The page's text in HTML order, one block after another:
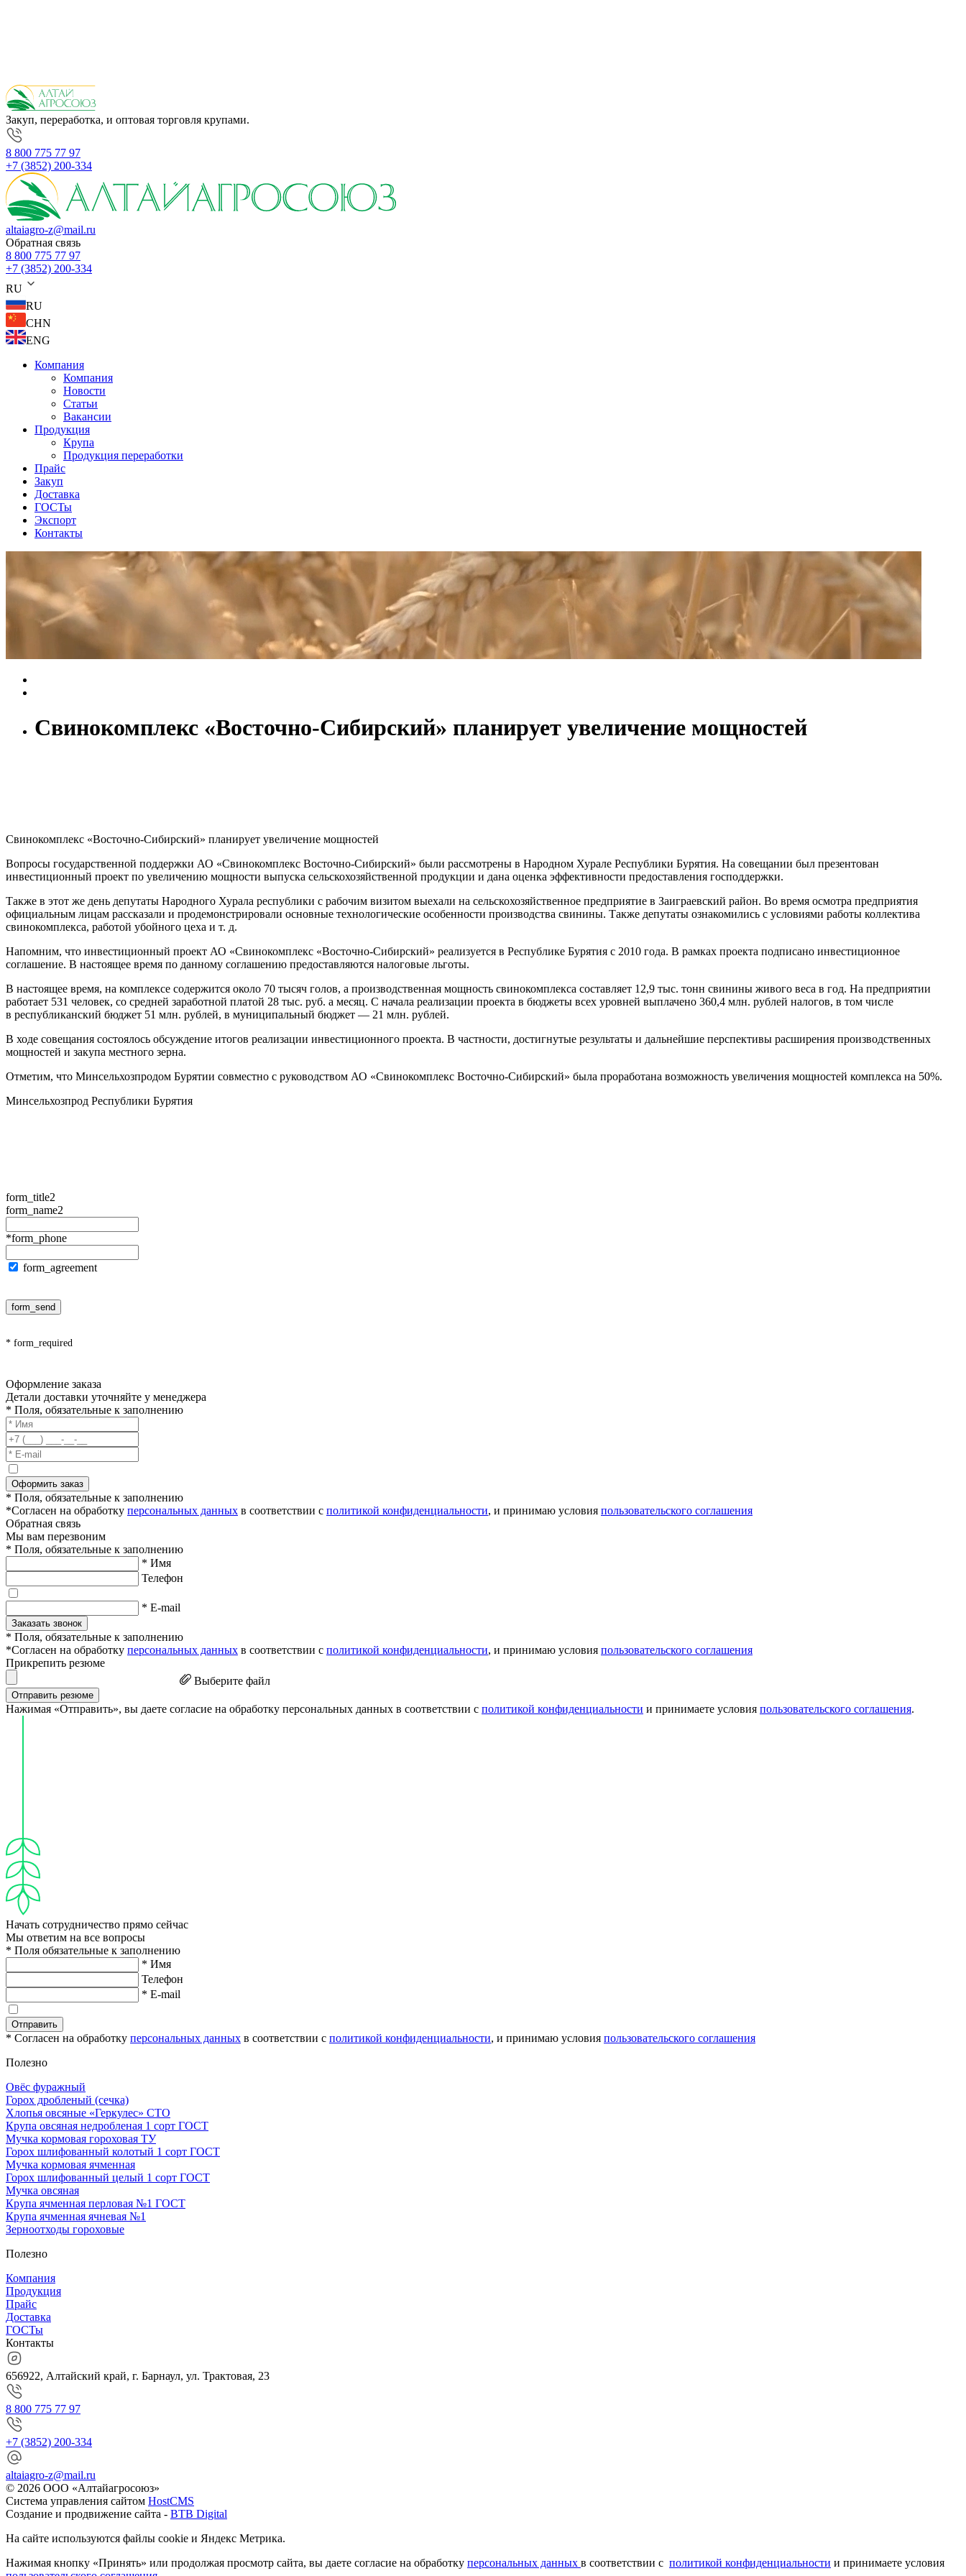
Закуп, переработка, и оптовая торговля крупами.
8 800 775 77 97
+7 (3852) 200-334
altaiagro-z@mail.ru
Обратная связь
8 800 775 77 97
+7 (3852) 200-334
RU
RU
CHN
ENG
Компания
Компания
Новости
Статьи
Вакансии
Продукция
Крупа
Продукция переработки
Прайс
Закуп
Доставка
ГОСТы
Экспорт
Контакты
Свинокомплекс «Восточно-Сибирский» планирует увеличение мощностей
Свинокомплекс «Восточно-Сибирский» планирует увеличение мощностей
Вопросы государственной поддержки АО «Свинокомплекс Восточно-Сибирский» были рассмотрены в Народном Хурале Республики Бурятия. На совещании был презентован
инвестиционный проект по увеличению мощности выпуска сельскохозяйственной продукции и дана оценка эффективности предоставления господдержки.
Также в этот же день депутаты Народного Хурала республики с рабочим визитом выехали на сельскохозяйственное предприятие в Заиграевский район. Во время осмотра предприятия
официальным лицам рассказали и продемонстрировали основные технологические особенности производства свинины. Также депутаты ознакомились с условиями работы коллектива
свинокомплекса, работой убойного цеха и т. д.
Напомним, что инвестиционный проект АО «Свинокомплекс «Восточно-Сибирский» реализуется в Республике Бурятия с 2010 года. В рамках проекта подписано инвестиционное
соглашение. В настоящее время по данному соглашению предоставляются налоговые льготы.
В настоящее время, на комплексе содержится около 70 тысяч голов, а производственная мощность свинокомплекса составляет 12,9 тыс. тонн свинины живого веса в год. На предприятии
работает 531 человек, со средней заработной платой 28 тыс. руб. а месяц. С начала реализации проекта в бюджеты всех уровней выплачено 360,4 млн. рублей налогов, в том числе
в республиканский бюджет 51 млн. рублей, в муниципальный бюджет — 21 млн. рублей.
В ходе совещания состоялось обсуждение итогов реализации инвестиционного проекта. В частности, достигнутые результаты и дальнейшие перспективы расширения производственных
мощностей и закупа местного зерна.
Отметим, что Минсельхозпродом Бурятии совместно с руководством АО «Свинокомплекс Восточно-Сибирский» была проработана возможность увеличения мощностей комплекса на 50%.
Минсельхозпрод Республики Бурятия
form_title2
form_name2
*form_phone
form_agreement
form_send
* form_required
Оформление заказа
Детали доставки уточняйте у менеджера
* Поля, обязательные к заполнению
Оформить заказ
* Поля, обязательные к заполнению
*Согласен на обработку персональных данных в соответствии с политикой конфиденциальности, и принимаю условия пользовательского соглашения
Обратная связь
Мы вам перезвоним
* Поля, обязательные к заполнению
* Имя
Телефон
* E-mail
Заказать звонок
* Поля, обязательные к заполнению
*Согласен на обработку персональных данных в соответствии с политикой конфиденциальности, и принимаю условия пользовательского соглашения
Прикрепить резюме
Выберите файл
Отправить резюме
Нажимая «Отправить», вы даете согласие на обработку персональных данных в соответствии с политикой конфиденциальности и принимаете условия пользовательского соглашения.
Начать сотрудничество прямо сейчас
Мы ответим на все вопросы
* Поля обязательные к заполнению
* Имя
Телефон
* E-mail
Отправить
* Согласен на обработку персональных данных в соответствии с политикой конфиденциальности, и принимаю условия пользовательского соглашения
Полезно
Овёс фуражный
Горох дробленый (сечка)
Хлопья овсяные «Геркулес» СТО
Крупа овсяная недробленая 1 сорт ГОСТ
Мучка кормовая гороховая ТУ
Горох шлифованный колотый 1 сорт ГОСТ
Мучка кормовая ячменная
Горох шлифованный целый 1 сорт ГОСТ
Мучка овсяная
Крупа ячменная перловая №1 ГОСТ
Крупа ячменная ячневая №1
Зерноотходы гороховые
Полезно
Компания
Продукция
Прайс
Доставка
ГОСТы
Контакты
656922, Алтайский край, г. Барнаул, ул. Трактовая, 23
8 800 775 77 97
+7 (3852) 200-334
altaiagro-z@mail.ru
© 2026 ООО «Алтайагросоюз»
Система управления сайтом HostCMS
Создание и продвижение сайта - BTB Digital
На сайте используются файлы cookie и Яндекс Метрика.
Нажимая кнопку «Принять» или продолжая просмотр сайта, вы даете согласие на обработку персональных данных в соответствии с политикой конфиденциальности и принимаете условия